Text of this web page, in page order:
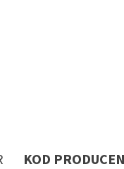
KOD